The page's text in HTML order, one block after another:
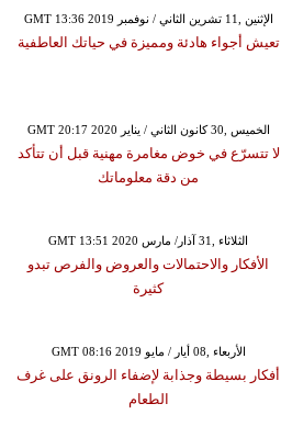
GMT 13:36 2019 الإثنين ,11 تشرين الثاني / نوفمبر
تعيش أجواء هادئة ومميزة في حياتك العاطفية
GMT 20:17 2020 الخميس ,30 كانون الثاني / يناير
لا تتسرّع في خوض مغامرة مهنية قبل أن تتأكد
من دقة معلوماتك
GMT 13:51 2020 الثلاثاء ,31 آذار/ مارس
الأفكار والاحتمالات والعروض والفرص تبدو
كثيرة
GMT 08:16 2019 الأربعاء ,08 أيار / مايو
أفكار بسيطة وجذابة لإضفاء الرونق على غرف
الطعام